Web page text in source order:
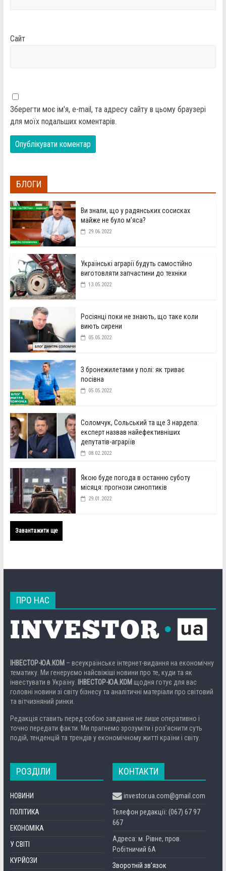
Сайт
Зберегти моє ім'я, e-mail, та адресу сайту в цьому браузері
для моїх подальших коментарів.
БЛОГИ
Ви знали, що у радянських сосисках
майже не було м’яса?
29.06.2022
Українські аграрії будуть самостійно
виготовляти запчастини до техніки
13.05.2022
Росіянці поки не знають, що таке коли
виють сирени
05.05.2022
З бронежилетами у полі: як триває
посівна
05.05.2022
Соломчук, Сольський та ще 3 нардепа:
експерт назвав найефективніших
депутатів-аграріїв
08.02.2022
Якою буде погода в останню суботу
місяця: прогнози синоптиків
29.01.2022
Завантажити ще
ПРО НАС
ІНВЕСТОР-ЮА.КОМ – всеукраїнське інтернет-видання на економічну
тематику. Ми генеруємо найсвіжіші новини про те, куди та як
інвестувати в Україну.
ІНВЕСТОР-ЮА.КОМ щодня готує для вас
головні новини зі світу бізнесу та аналітичні матеріали про світовий
та вітчизняний ринки.
Редакція ставить перед собою завдання не лише оперативно і
точно передати факти. Ми прагнемо зрозуміти і роз’яснити суть
подій, тенденцій та трендів у економічному житті країни і світу.
РОЗДІЛИ
НОВИНИ
ПОЛІТИКА
ЕКОНОМІКА
У СВІТІ
КУРЙОЗИ
КОНТАКТИ
investor.ua.com@gmail.com
Телефон редакції: (067) 67 97
667
Адреса: м. Рівне, пров.
Робітничий 6А
Зворотній зв’язок